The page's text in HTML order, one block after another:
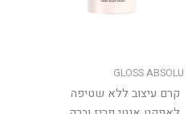
GLOSS ABSOLU
קרם עיצוב ללא שטיפה